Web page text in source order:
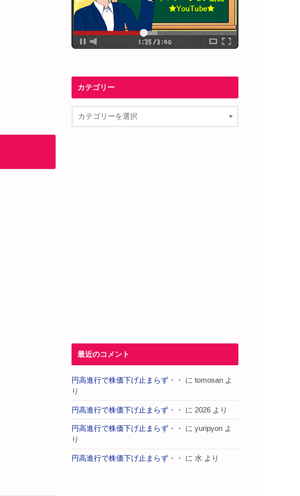
カテゴリー
最近のコメント
円高進行で株価下げ止まらず・・ に tomosan よ
り
円高進行で株価下げ止まらず・・ に 2026 より
円高進行で株価下げ止まらず・・ に yuripyon よ
り
円高進行で株価下げ止まらず・・ に 水 より